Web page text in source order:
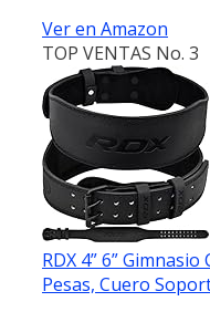
Ver en Amazon
TOP VENTAS No. 3
RDX 4” 6”
Pesas, Cuero